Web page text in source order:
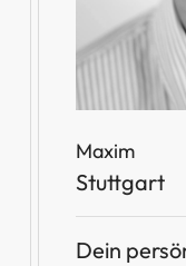
Maxim
Stuttgart
Dein